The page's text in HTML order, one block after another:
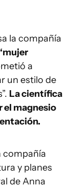
la compañía
a
un estilo de
La científica
el magnesio
compañía
y planes
de Anna